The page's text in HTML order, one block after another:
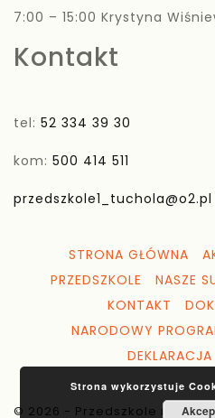
7:00 – 15:00 Krystyna
Kontakt
tel: 52 334 39 30
kom: 500 414 511
przedszkole1_tuchola@o2.pl
STRONA GŁÓWNA
PRZEDSZKOLE
NASZE
KONTAKT
NARODOWY
© 2026 - Przedszkole nr 1
Strona wykorzystuje